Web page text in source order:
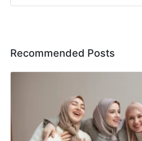
Recommended Posts